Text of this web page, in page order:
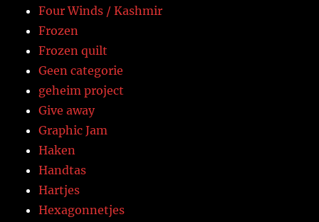
Four Winds / Kashmir
Frozen
Frozen quilt
Geen categorie
geheim project
Give away
Graphic Jam
Haken
Handtas
Hartjes
Hexagonnetjes